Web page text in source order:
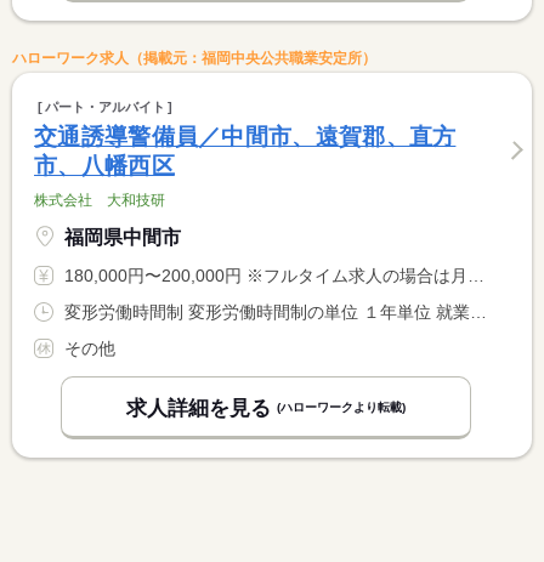
ハローワーク求人（掲載元：福岡中央公共職業安定所）
パート・アルバイト
交通誘導警備員／中間市、遠賀郡、直方
市、八幡西区
株式会社 大和技研
福岡県中間市
180,000円〜200,000円 ※フルタイム求人の場合は月額（換算額）、パート求人の場合は時間額を表示しています。
その他
求人詳細を見る (ハローワークより転載)